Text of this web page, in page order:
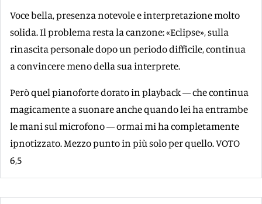
Voce bella, presenza notevole e interpretazione molto
solida. Il problema resta la canzone: «Eclipse», sulla
rinascita personale dopo un periodo difficile, continua
a convincere meno della sua interprete.
Però quel pianoforte dorato in playback — che continua
magicamente a suonare anche quando lei ha entrambe
le mani sul microfono — ormai mi ha completamente
ipnotizzato. Mezzo punto in più solo per quello. VOTO
6,5